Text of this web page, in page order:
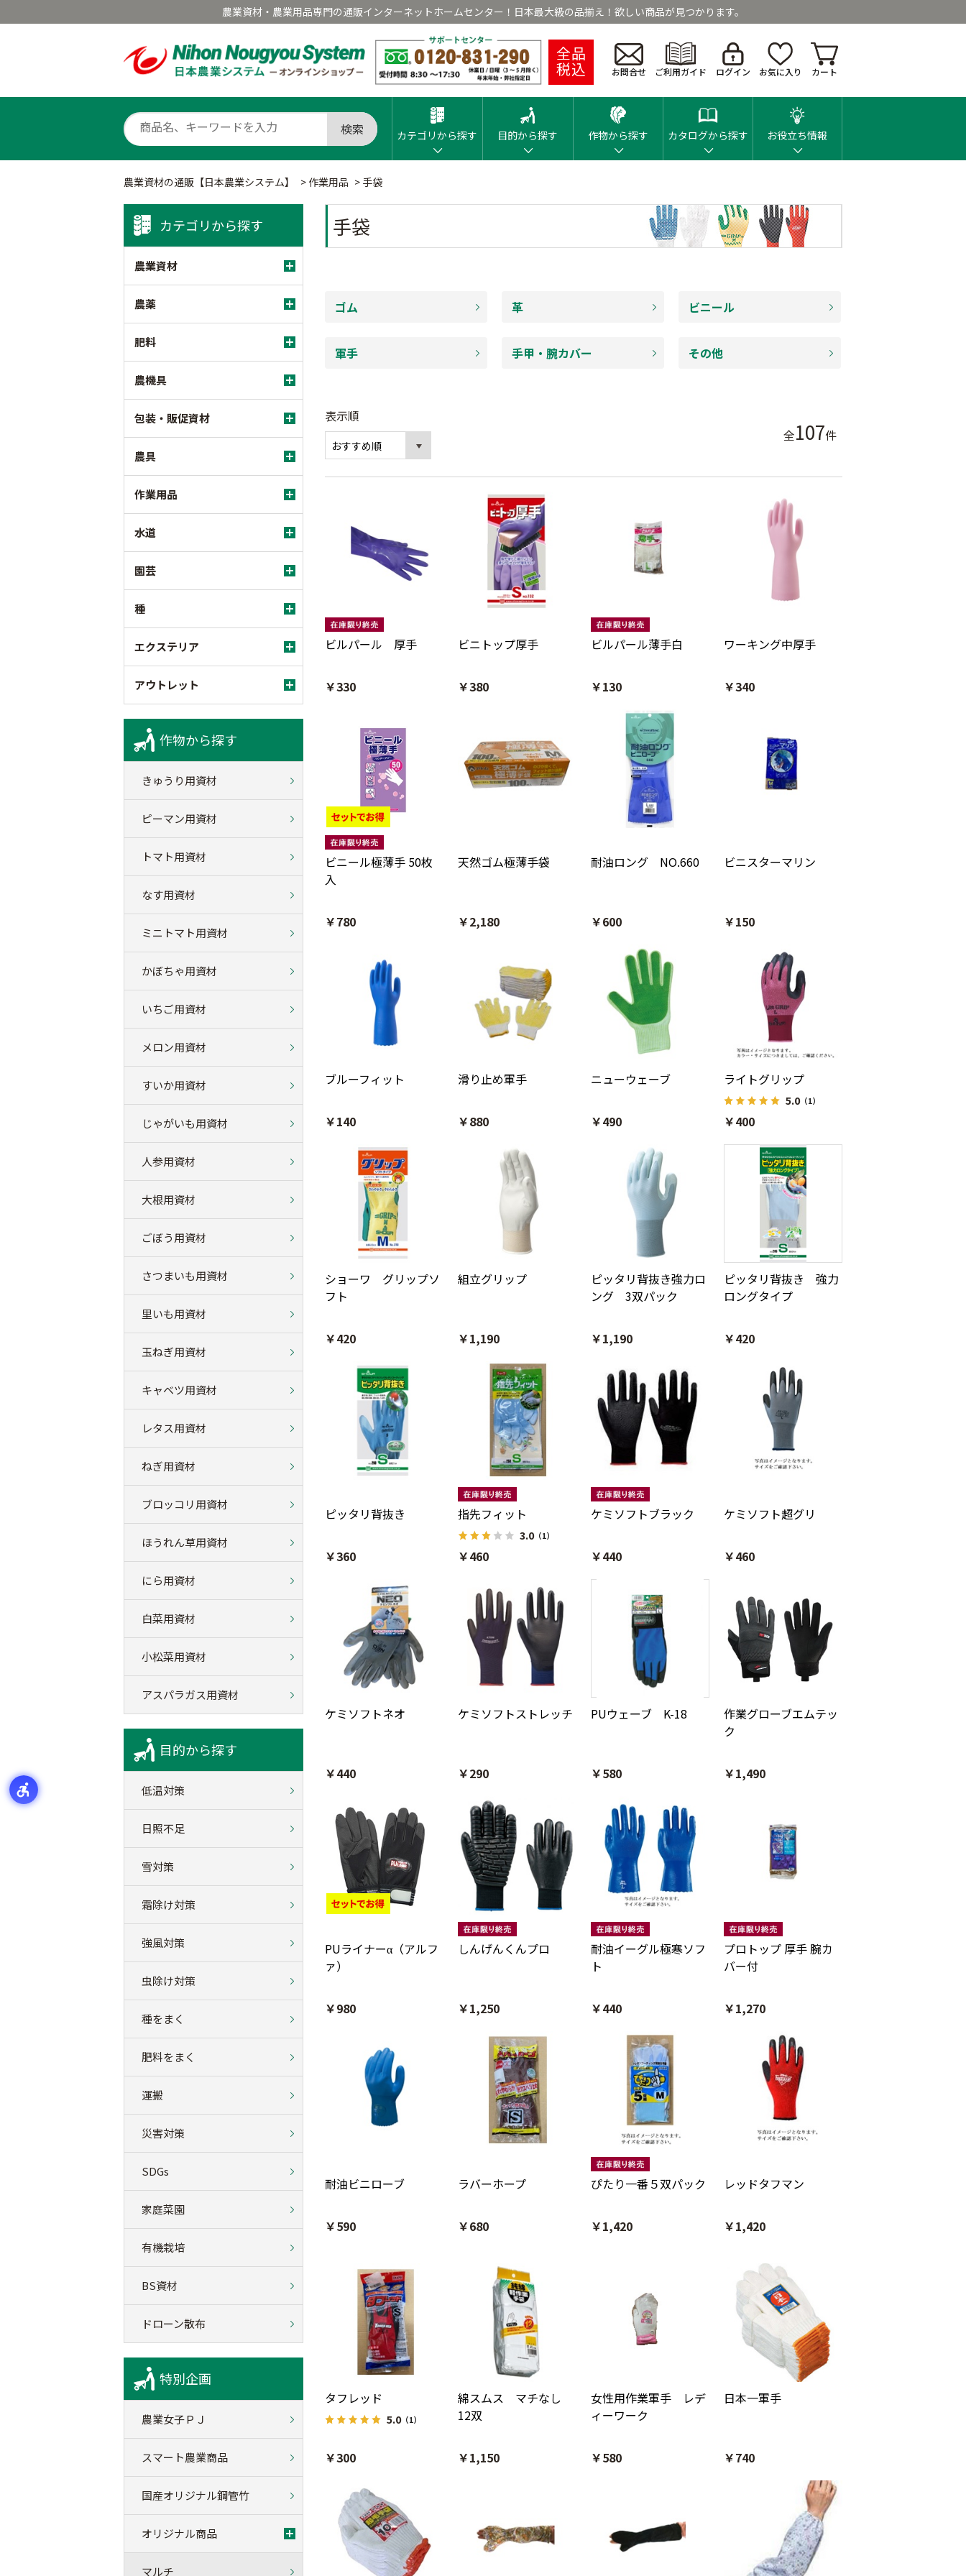
農業資材・農業用品専門の通販インターネットホームセンター！日本最大級の品揃え！欲しい商品が見つかります。
全品
税込 お問合せ ご利用ガイド ログイン お気に入り カート
検索 カテゴリから探す 目的から探す 作物から探す カタログから探す お役立ち情報
農業資材の通販【日本農業システム】 > 作業用品 > 手袋
カテゴリから探す
農業資材
農薬
肥料
農機具
包装・販促資材
農具
作業用品
水道
園芸
種
エクステリア
アウトレット
作物から探す
きゅうり用資材
ピーマン用資材
トマト用資材
なす用資材
ミニトマト用資材
かぼちゃ用資材
いちご用資材
メロン用資材
すいか用資材
じゃがいも用資材
人参用資材
大根用資材
ごぼう用資材
さつまいも用資材
里いも用資材
玉ねぎ用資材
キャベツ用資材
レタス用資材
ねぎ用資材
ブロッコリ用資材
ほうれん草用資材
にら用資材
白菜用資材
小松菜用資材
アスパラガス用資材
目的から探す
低温対策
日照不足
雪対策
霜除け対策
強風対策
虫除け対策
種をまく
肥料をまく
運搬
災害対策
SDGs
家庭菜園
有機栽培
BS資材
ドローン散布
特別企画
農業女子ＰＪ
スマート農業商品
国産オリジナル鋼管竹
オリジナル商品
マルチ
手袋
ゴム 革 ビニール
軍手 手甲・腕カバー その他
表示順
全107件
ビルパール 厚手
￥330
ビニトップ厚手
￥380
ビルパール薄手白
￥130
ワーキング中厚手
￥340
ビニール極薄手 50枚
入
￥780
天然ゴム極薄手袋
￥2,180
耐油ロング NO.660
￥600
ビニスターマリン
￥150
ブルーフィット
￥140
滑り止め軍手
￥880
ニューウェーブ
￥490
ライトグリップ
5.0（1）
￥400
ショーワ グリップソ
フト
￥420
組立グリップ
￥1,190
ピッタリ背抜き強力ロ
ング 3双パック
￥1,190
ピッタリ背抜き 強力
ロングタイプ
￥420
ピッタリ背抜き
￥360
指先フィット
3.0（1）
￥460
ケミソフトブラック
￥440
ケミソフト超グリ
￥460
ケミソフトネオ
￥440
ケミソフトストレッチ
￥290
PUウェーブ K-18
￥580
作業グローブエムテッ
ク
￥1,490
PUライナーα（アルフ
ァ）
￥980
しんげんくんプロ
￥1,250
耐油イーグル極寒ソフ
ト
￥440
プロトップ 厚手 腕カ
バー付
￥1,270
耐油ビニローブ
￥590
ラバーホープ
￥680
ぴたり一番５双パック
￥1,420
レッドタフマン
￥1,420
タフレッド
5.0（1）
￥300
綿スムス マチなし
12双
￥1,150
女性用作業軍手 レデ
ィーワーク
￥580
日本一軍手
￥740